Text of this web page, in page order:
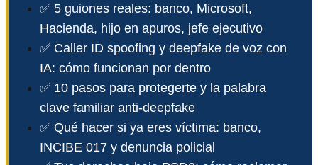
✅ 5 guiones reales: banco, Microsoft,
Hacienda, hijo en apuros, jefe ejecutivo
✅ Caller ID spoofing y deepfake de voz con
IA: cómo funcionan por dentro
✅ 10 pasos para protegerte y la palabra
clave familiar anti-deepfake
✅ Qué hacer si ya eres víctima: banco,
INCIBE 017 y denuncia policial